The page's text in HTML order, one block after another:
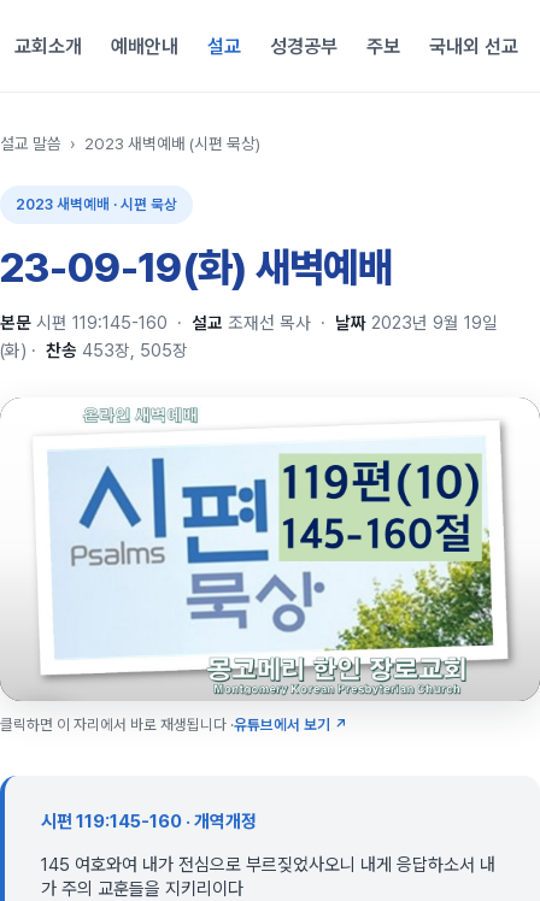
교회소개 예배안내 설교 성경공부 주보 국내외 선교
설교 말씀 › 2023 새벽예배 (시편 묵상)
2023 새벽예배 · 시편 묵상
23-09-19(화) 새벽예배
본문 시편 119:145-160 · 설교 조재선 목사 · 날짜 2023년 9월 19일
(화) · 찬송 453장, 505장
클릭하면 이 자리에서 바로 재생됩니다 ·유튜브에서 보기 ↗
시편 119:145-160 · 개역개정
145 여호와여 내가 전심으로 부르짖었사오니 내게 응답하소서 내
가 주의 교훈들을 지키리이다